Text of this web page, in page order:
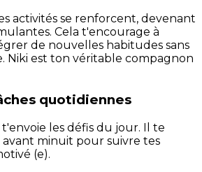
activités se renforcent, devenant
Cela t'encourage à
de nouvelles habitudes sans
Niki est ton véritable compagnon
quotidiennes
les défis du jour. Il te
minuit pour suivre tes
(e).